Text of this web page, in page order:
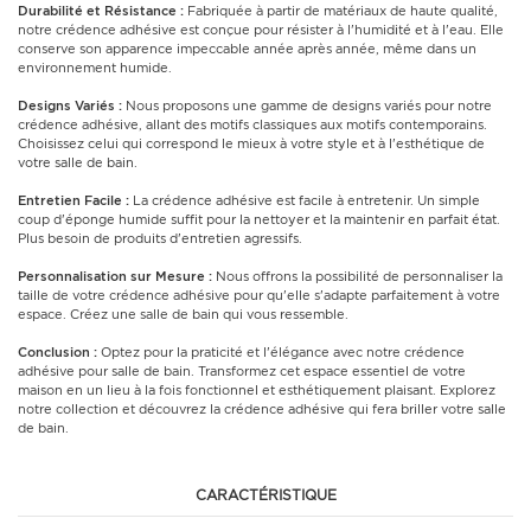
Durabilité et Résistance : Fabriquée à partir de matériaux de haute qualité,
notre crédence adhésive est conçue pour résister à l'humidité et à l'eau. Elle
conserve son apparence impeccable année après année, même dans un
environnement humide.
Designs Variés : Nous proposons une gamme de designs variés pour notre
crédence adhésive, allant des motifs classiques aux motifs contemporains.
Choisissez celui qui correspond le mieux à votre style et à l'esthétique de
votre salle de bain.
Entretien Facile : La crédence adhésive est facile à entretenir. Un simple
coup d'éponge humide suffit pour la nettoyer et la maintenir en parfait état.
Plus besoin de produits d'entretien agressifs.
Personnalisation sur Mesure : Nous offrons la possibilité de personnaliser la
taille de votre crédence adhésive pour qu'elle s'adapte parfaitement à votre
espace. Créez une salle de bain qui vous ressemble.
Conclusion : Optez pour la praticité et l'élégance avec notre crédence
adhésive pour salle de bain. Transformez cet espace essentiel de votre
maison en un lieu à la fois fonctionnel et esthétiquement plaisant. Explorez
notre collection et découvrez la crédence adhésive qui fera briller votre salle
de bain.
CARACTÉRISTIQUE